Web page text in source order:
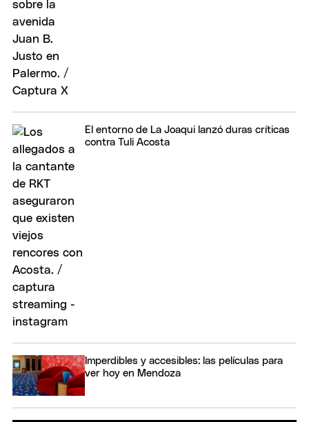
El entorno de La Joaqui lanzó duras críticas
contra Tuli Acosta
Imperdibles y accesibles: las películas para
ver hoy en Mendoza